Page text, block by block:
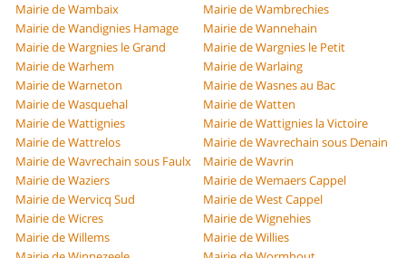
Mairie de Wambaix
Mairie de Wambrechies
Mairie de Wandignies Hamage
Mairie de Wannehain
Mairie de Wargnies le Grand
Mairie de Wargnies le Petit
Mairie de Warhem
Mairie de Warlaing
Mairie de Warneton
Mairie de Wasnes au Bac
Mairie de Wasquehal
Mairie de Watten
Mairie de Wattignies
Mairie de Wattignies la Victoire
Mairie de Wattrelos
Mairie de Wavrechain sous Denain
Mairie de Wavrechain sous Faulx
Mairie de Wavrin
Mairie de Waziers
Mairie de Wemaers Cappel
Mairie de Wervicq Sud
Mairie de West Cappel
Mairie de Wicres
Mairie de Wignehies
Mairie de Willems
Mairie de Willies